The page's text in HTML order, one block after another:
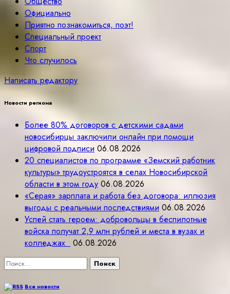
Официально
Приятно познакомиться, поэт!
Специальный проект
Спорт
Что случилось
Написать редактору
Новости региона
Более 80% договоров с детскими садами
новосибирцы заключили онлайн при помощи
цифровой подписи 06.08.2026
20 специалистов по программе «Земский работник
культуры» трудоустроятся в селах Новосибирской
области в этом году 06.08.2026
«Серая» зарплата и работа без договора: иллюзия
выгоды с реальными последствиями 06.08.2026
Успей стать героем: добровольцы в беспилотные
войска получат 2,9 млн рублей и места в вузах и
колледжах
06.08.2026
Найти:
Все новости